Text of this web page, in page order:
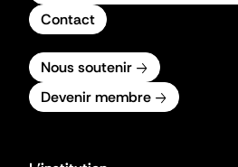
Contact
Nous soutenir
Devenir membre